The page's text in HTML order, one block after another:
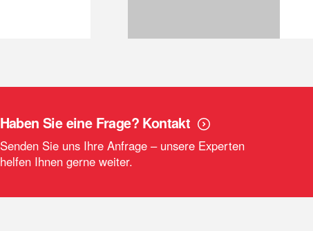
Haben Sie eine Frage? Kontakt
Senden Sie uns Ihre Anfrage – unsere Experten
helfen Ihnen gerne weiter.